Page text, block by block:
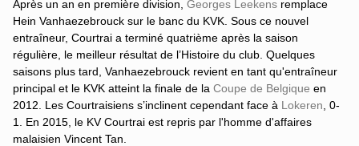
Après un an en première division, Georges Leekens remplace
Hein Vanhaezebrouck sur le banc du KVK. Sous ce nouvel
entraîneur, Courtrai a terminé quatrième après la saison
régulière, le meilleur résultat de l’Histoire du club. Quelques
saisons plus tard, Vanhaezebrouck revient en tant qu'entraîneur
principal et le KVK atteint la finale de la Coupe de Belgique en
2012. Les Courtraisiens s’inclinent cependant face à Lokeren , 0-
1. En 2015, le KV Courtrai est repris par l'homme d'affaires
malaisien Vincent Tan.